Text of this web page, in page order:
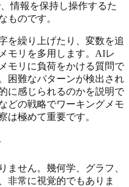
情報を保持し操作するた
ものです。
を繰り上げたり、変数を追
モリを多用します。AIレ
モリに負荷をかける質問で
困難なパターンが検出され
に感じられるのかを説明で
どの戦略でワーキングメモ
は極めて重要です。
ません。幾何学、グラフ、
非常に視覚的でもありま